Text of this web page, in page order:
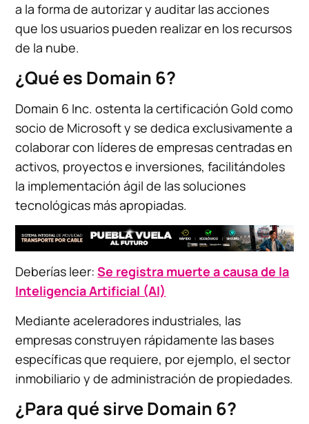
a la forma de autorizar y auditar las acciones
que los usuarios pueden realizar en los recursos
de la nube.
¿Qué es Domain 6?
Domain 6 Inc. ostenta la certificación Gold como
socio de Microsoft y se dedica exclusivamente a
colaborar con líderes de empresas centradas en
activos, proyectos e inversiones, facilitándoles
la implementación ágil de las soluciones
tecnológicas más apropiadas.
Deberías leer:Se registra muerte a causa de la
Inteligencia Artificial (AI)
Mediante aceleradores industriales, las
empresas construyen rápidamente las bases
específicas que requiere, por ejemplo, el sector
inmobiliario y de administración de propiedades.
¿Para qué sirve Domain 6?